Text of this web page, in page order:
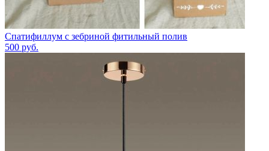
Спатифиллум с зебриной фитильный полив
500 руб.